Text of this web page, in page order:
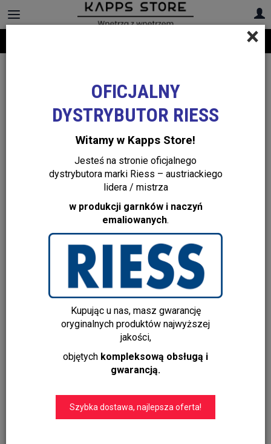
+48 22 299 19 84
×
OFICJALNY
DYSTRYBUTOR RIESS
Witamy w Kapps Store!
Jesteś na stronie oficjalnego
dystrybutora marki Riess – austriackiego
lidera / mistrza
w produkcji garnków i naczyń
emaliowanych.
Kupując u nas, masz gwarancję
oryginalnych produktów najwyższej
jakości,
objętych kompleksową obsługą i
gwarancją.
Szybka dostawa, najlepsza oferta!